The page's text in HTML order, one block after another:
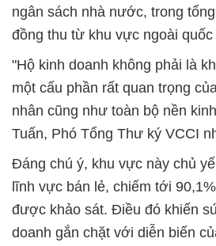
ngân sách nhà nước, trong
đồng thu từ khu vực ngoài quốc
"Hộ kinh doanh không phải là
một cấu phần rất quan trọng
nhân cũng như toàn bộ nền
Tuấn, Phó Tổng Thư ký VCCI
Đáng chú ý, khu vực này chủ
lĩnh vực bán lẻ, chiếm tới
được khảo sát. Điều đó khiến
doanh gắn chặt với diễn biến